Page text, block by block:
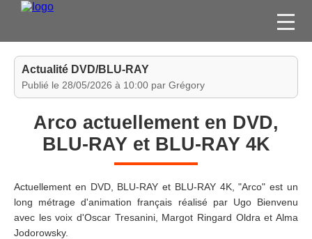
FILMS
JEUX VIDÉO
CONCOURS
ESPACE
Actualité DVD/BLU-RAY
Publié le 28/05/2026 à 10:00 par Grégory
Arco actuellement en DVD,
BLU-RAY et BLU-RAY 4K
Actuellement en DVD, BLU-RAY et BLU-RAY 4K, "Arco" est un
long métrage d'animation français réalisé par Ugo Bienvenu
avec les voix d'Oscar Tresanini, Margot Ringard Oldra et Alma
Jodorowsky.